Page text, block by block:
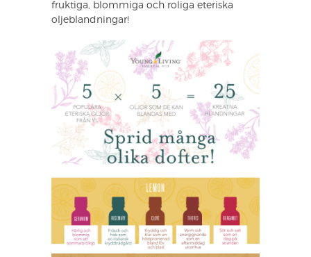
fruktiga, blommiga och roliga eteriska
oljeblandningar!